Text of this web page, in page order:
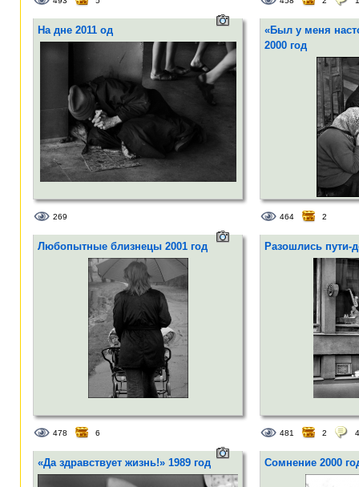
На дне 2011 од
269
«Был у меня
2000 год
464 2
Любопытные близнецы 2001 год
478 6
Разошлись пути-
481 2 4
«Да здравствует жизнь!» 1989 год Сомнение 2000